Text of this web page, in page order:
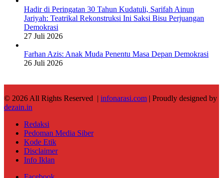
Hadir di Peringatan 30 Tahun Kudatuli, Sarifah Ainun
Jariyah: Teatrikal Rekonstruksi Ini Saksi Bisu Perjuangan
Demokrasi
27 Juli 2026
Farhan Azis: Anak Muda Penentu Masa Depan Demokrasi
26 Juli 2026
© 2026 All Rights Reserved | infonarasi.com | Proudly designed by
dezain.in
Redaksi
Pedoman Media Siber
Kode Etik
Disclaimer
Info Iklan